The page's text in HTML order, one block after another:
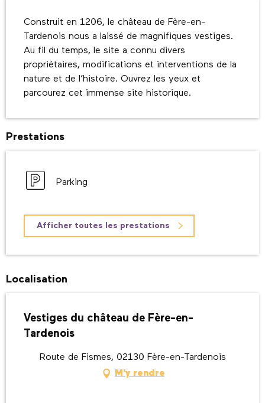
Construit en 1206, le château de Fère-en-
Tardenois nous a laissé de magnifiques vestiges.
Au fil du temps, le site a connu divers
propriétaires, modifications et interventions de la
nature et de l’histoire. Ouvrez les yeux et
parcourez cet immense site historique.
Prestations
Parking
Afficher toutes les prestations
Localisation
Vestiges du château de Fère-en-
Tardenois
Route de Fismes, 02130 Fère-en-Tardenois
M'y rendre